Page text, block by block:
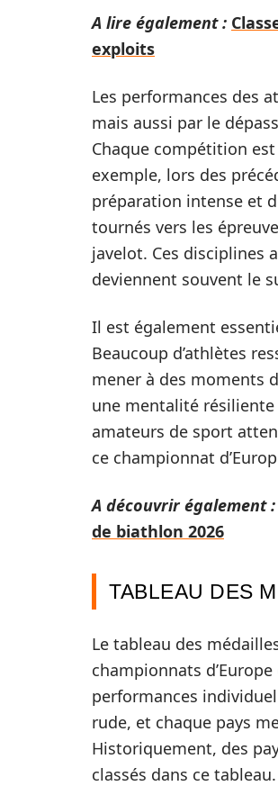
A lire également :
exploits
Les performances des
mais aussi par le
Chaque compétition
exemple, lors des
préparation intense et
tournés vers les
javelot. Ces disciplines
deviennent souvent le
Il est également
Beaucoup d’athlètes
mener à des moments
une mentalité résiliente
amateurs de sport
ce championnat
A découvrir également :
de biathlon 2026
TABLEAU DES
Le tableau des
championnats
performances
rude, et chaque pays
Historiquement, des
classés dans ce tableau.